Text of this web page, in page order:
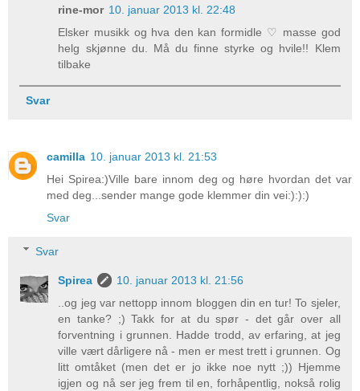
rine-mor 10. januar 2013 kl. 22:48
Elsker musikk og hva den kan formidle ♡ masse god
helg skjønne du. Må du finne styrke og hvile!! Klem
tilbake
Svar
camilla 10. januar 2013 kl. 21:53
Hei Spirea:)Ville bare innom deg og høre hvordan det var
med deg...sender mange gode klemmer din vei:):):)
Svar
Svar
Spirea
10. januar 2013 kl. 21:56
..og jeg var nettopp innom bloggen din en tur! To sjeler,
en tanke? ;) Takk for at du spør - det går over all
forventning i grunnen. Hadde trodd, av erfaring, at jeg
ville vært dårligere nå - men er mest trett i grunnen. Og
litt omtåket (men det er jo ikke noe nytt ;)) Hjemme
igjen og nå ser jeg frem til en, forhåpentlig, nokså rolig